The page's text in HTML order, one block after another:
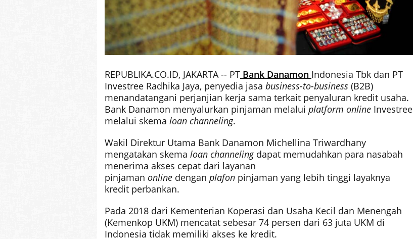
REPUBLIKA.CO.ID, JAKARTA -- PT Bank Danamon Indonesia Tbk dan PT
Investree Radhika Jaya, penyedia jasa business-to-business (B2B)
menandatangani perjanjian kerja sama terkait penyaluran kredit usaha.
Bank Danamon menyalurkan pinjaman melalui platform online Investree
melalui skema loan channeling.
Wakil Direktur Utama Bank Danamon Michellina Triwardhany
mengatakan skema loan channeling dapat memudahkan para nasabah
menerima akses cepat dari layanan
pinjaman online dengan plafon pinjaman yang lebih tinggi layaknya
kredit perbankan.
Pada 2018 dari Kementerian Koperasi dan Usaha Kecil dan Menengah
(Kemenkop UKM) mencatat sebesar 74 persen dari 63 juta UKM di
Indonesia tidak memiliki akses ke kredit.